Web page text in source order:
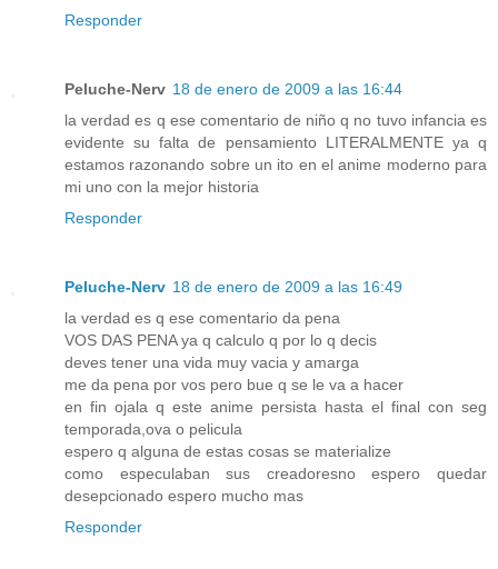
Responder
Peluche-Nerv 18 de enero de 2009 a las 16:44
la verdad es q ese comentario de niño q no tuvo infancia es
evidente su falta de pensamiento LITERALMENTE ya q
estamos razonando sobre un ito en el anime moderno para
mi uno con la mejor historia
Responder
Peluche-Nerv 18 de enero de 2009 a las 16:49
la verdad es q ese comentario da pena
VOS DAS PENA ya q calculo q por lo q decis
deves tener una vida muy vacia y amarga
me da pena por vos pero bue q se le va a hacer
en fin ojala q este anime persista hasta el final con seg
temporada,ova o pelicula
espero q alguna de estas cosas se materialize
como especulaban sus creadoresno espero quedar
desepcionado espero mucho mas
Responder